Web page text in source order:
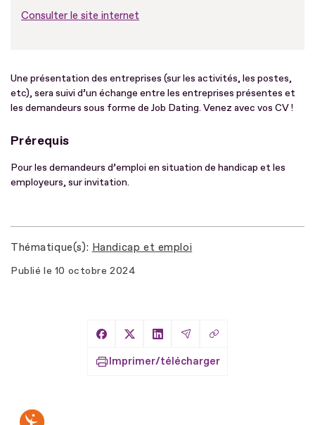
Consulter le site internet
Une présentation des entreprises (sur les activités, les postes,
etc), sera suivi d’un échange entre les entreprises présentes et
les demandeurs sous forme de Job Dating. Venez avec vos CV !
Prérequis
Pour les demandeurs d’emploi en situation de handicap et les
employeurs, sur invitation.
Thématique(s) Handicap et emploi
Publié le 10 octobre 2024
Partager sur Facebook
Partager sur X
Partager sur LinkedIn
Partager par Email
Copier le lien
Imprimer/télécharger